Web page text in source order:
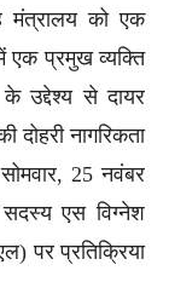
मंत्रालय को एक
एक प्रमुख व्यक्ति
के उद्देश्य से दायर
दोहरी नागरिकता
25 नवंबर
एस विग्नेश
पर प्रतिक्रिया